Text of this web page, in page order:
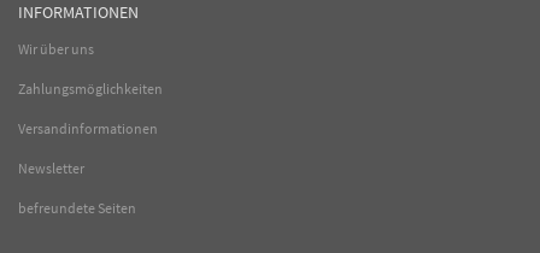
INFORMATIONEN
Wir über uns
Zahlungsmöglichkeiten
Versandinformationen
Newsletter
befreundete Seiten